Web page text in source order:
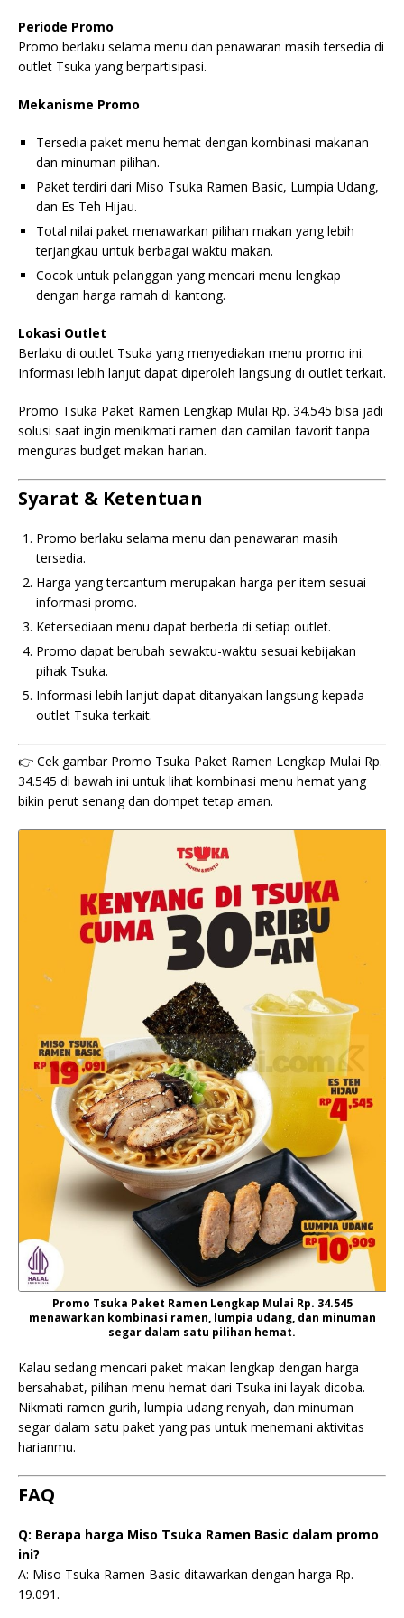
Periode Promo
Promo berlaku selama menu dan penawaran masih tersedia di
outlet Tsuka yang berpartisipasi.
Mekanisme Promo
Tersedia paket menu hemat dengan kombinasi makanan
dan minuman pilihan.
Paket terdiri dari Miso Tsuka Ramen Basic, Lumpia Udang,
dan Es Teh Hijau.
Total nilai paket menawarkan pilihan makan yang lebih
terjangkau untuk berbagai waktu makan.
Cocok untuk pelanggan yang mencari menu lengkap
dengan harga ramah di kantong.
Lokasi Outlet
Berlaku di outlet Tsuka yang menyediakan menu promo ini.
Informasi lebih lanjut dapat diperoleh langsung di outlet terkait.
Promo Tsuka Paket Ramen Lengkap Mulai Rp. 34.545 bisa jadi
solusi saat ingin menikmati ramen dan camilan favorit tanpa
menguras budget makan harian.
Syarat & Ketentuan
Promo berlaku selama menu dan penawaran masih
tersedia.
Harga yang tercantum merupakan harga per item sesuai
informasi promo.
Ketersediaan menu dapat berbeda di setiap outlet.
Promo dapat berubah sewaktu-waktu sesuai kebijakan
pihak Tsuka.
Informasi lebih lanjut dapat ditanyakan langsung kepada
outlet Tsuka terkait.
👉 Cek gambar Promo Tsuka Paket Ramen Lengkap Mulai Rp.
34.545 di bawah ini untuk lihat kombinasi menu hemat yang
bikin perut senang dan dompet tetap aman.
Promo Tsuka Paket Ramen Lengkap Mulai Rp. 34.545
menawarkan kombinasi ramen, lumpia udang, dan minuman
segar dalam satu pilihan hemat.
Kalau sedang mencari paket makan lengkap dengan harga
bersahabat, pilihan menu hemat dari Tsuka ini layak dicoba.
Nikmati ramen gurih, lumpia udang renyah, dan minuman
segar dalam satu paket yang pas untuk menemani aktivitas
harianmu.
FAQ
Q: Berapa harga Miso Tsuka Ramen Basic dalam promo
ini?
A: Miso Tsuka Ramen Basic ditawarkan dengan harga Rp.
19.091.